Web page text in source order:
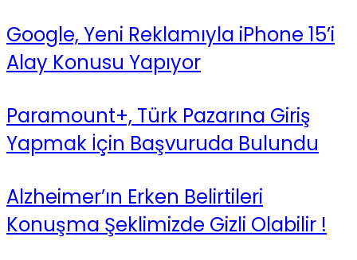
Google, Yeni Reklamıyla iPhone 15’i
Alay Konusu Yapıyor
Paramount+, Türk Pazarına Giriş
Yapmak İçin Başvuruda Bulundu
Alzheimer’ın Erken Belirtileri
Konuşma Şeklimizde Gizli Olabilir !